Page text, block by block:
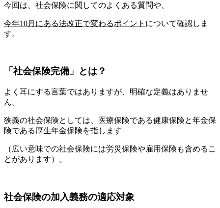
今回は、社会保険に関してのよくある質問や、
今年10月にある法改正で変わるポイント について確認しま
す。
「社会保険完備」とは？
よく耳にする言葉ではありますが、明確な定義はありませ
ん。
狭義の社会保険としては、医療保険である健康保険と年金保
険である厚生年金保険を指します
（広い意味での社会保険には労災保険や雇用保険も含めるこ
とがあります）。
社会保険の加入義務の適応対象